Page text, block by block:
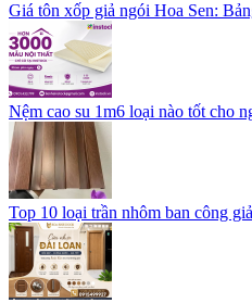
Giá tôn xốp giả ngói Hoa Sen:
Nệm cao su 1m6 loại nào tốt cho
Top 10 loại trần nhôm ban công